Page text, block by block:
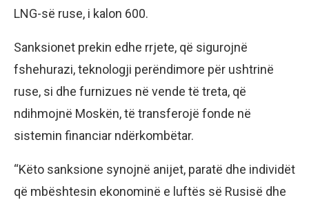
LNG-së ruse, i kalon 600.
Sanksionet prekin edhe rrjete, që sigurojnë
fshehurazi, teknologji perëndimore për ushtrinë
ruse, si dhe furnizues në vende të treta, që
ndihmojnë Moskën, të transferojë fonde në
sistemin financiar ndërkombëtar.
“Këto sanksione synojnë anijet, paratë dhe individët
që mbështesin ekonominë e luftës së Rusisë dhe